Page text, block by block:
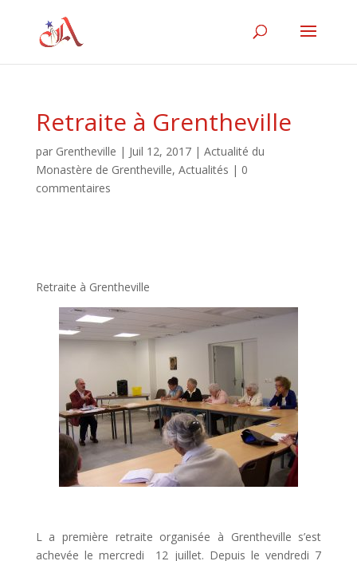
Retraite à Grentheville
par Grentheville | Juil 12, 2017| Actualité du
Monastère de Grentheville, Actualités | 0
commentaires
Retraite à Grentheville
L a première retraite organisée à Grentheville s’est
achevée le mercredi 12 juillet. Depuis le vendredi 7